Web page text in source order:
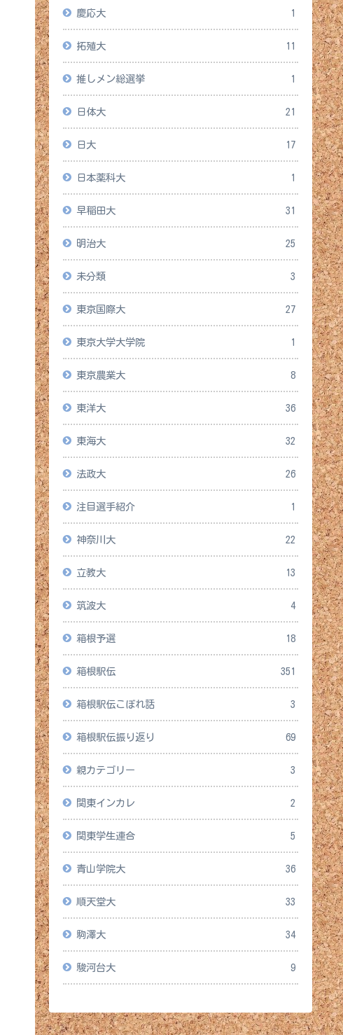
慶応大 1
拓殖大 11
推しメン総選挙 1
日体大 21
日大 17
日本薬科大 1
早稲田大 31
明治大 25
未分類 3
東京国際大 27
東京大学大学院 1
東京農業大 8
東洋大 36
東海大 32
法政大 26
注目選手紹介 1
神奈川大 22
立教大 13
筑波大 4
箱根予選 18
箱根駅伝 351
箱根駅伝こぼれ話 3
箱根駅伝振り返り 69
親カテゴリー 3
関東インカレ 2
関東学生連合 5
青山学院大 36
順天堂大 33
駒澤大 34
駿河台大 9